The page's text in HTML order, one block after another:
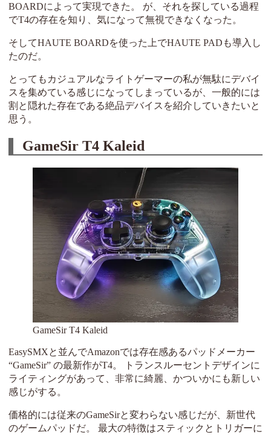
BOARDによって実現できた。 が、それを探している過程
でT4の存在を知り、気になって無視できなくなった。
そしてHAUTE BOARDを使った上でHAUTE PADも導入し
たのだ。
とってもカジュアルなライトゲーマーの私が無駄にデバイ
スを集めている感じになってしまっているが、一般的には
割と隠れた存在である絶品デバイスを紹介していきたいと
思う。
GameSir T4 Kaleid
GameSir T4 Kaleid
EasySMXと並んでAmazonでは存在感あるパッドメーカー
“GameSir” の最新作がT4。 トランスルーセントデザインに
ライティングがあって、非常に綺麗、かついかにも新しい
感じがする。
価格的には従来のGameSirと変わらない感じだが、新世代
のゲームパッドだ。 最大の特徴はスティックとトリガーに